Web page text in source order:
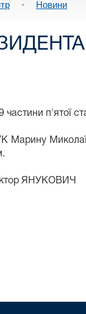
• Новини
частини п'ятої
Марину
ЯНУКОВИЧ